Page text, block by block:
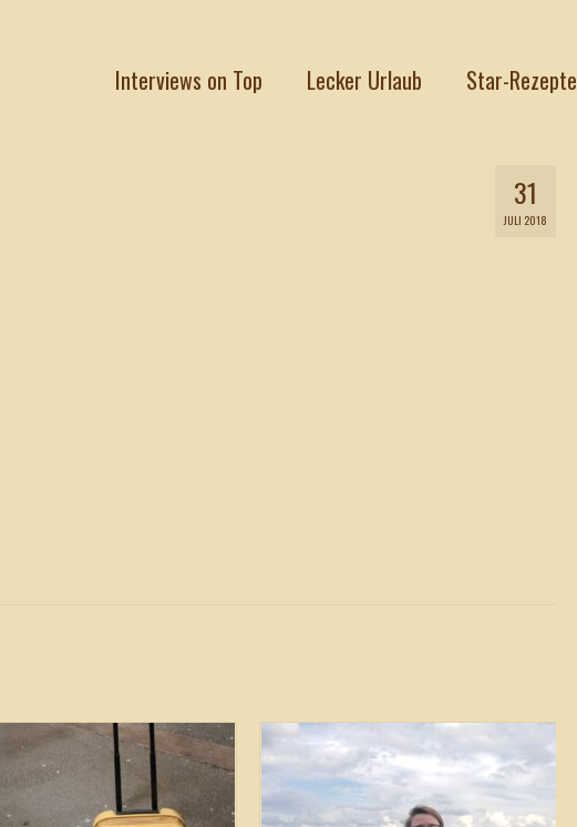
Interviews on Top Lecker Urlaub Star-Rezepte
31
JULI 2018